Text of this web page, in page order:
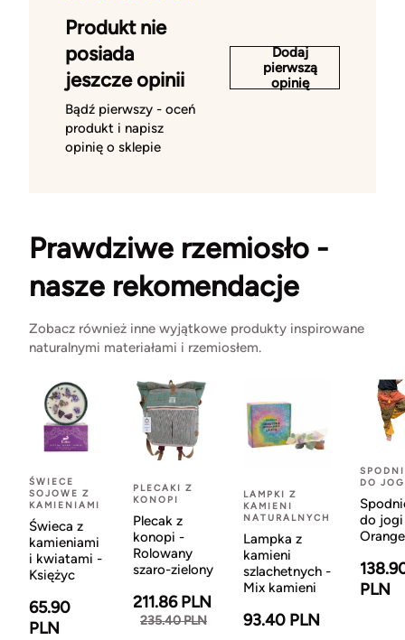
Produkt nie
posiada
jeszcze opinii
Bądź pierwszy - oceń
produkt i napisz
opinię o sklepie
Dodaj
pierwszą
opinię
Prawdziwe rzemiosło -
nasze rekomendacje
Zobacz również inne wyjątkowe produkty inspirowane
naturalnymi materiałami i rzemiosłem.
ŚWIECE
SOJOWE Z
KAMIENIAMI
Świeca z
kamieniami
i kwiatami -
Księżyc
65.90
PLN
PLECAKI Z
KONOPI
Plecak z
konopi -
Rolowany
szaro-zielony
211.86 PLN
235.40 PLN
LAMPKI Z
KAMIENI
NATURALNYCH
Lampka z
kamieni
szlachetnych -
Mix kamieni
93.40 PLN
DO
do
Orange
PLN